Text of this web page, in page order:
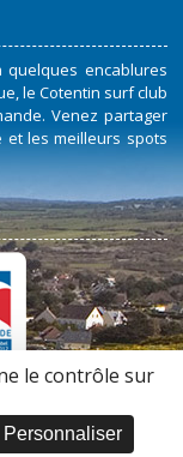
encablures
le Cotentin surf club
Venez partager
et les meilleurs spots
le contrôle sur
Personnaliser